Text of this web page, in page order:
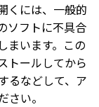
くには、一般的
ソフトに不具合
まいます。この
トールしてから
るなどして、ア
い。